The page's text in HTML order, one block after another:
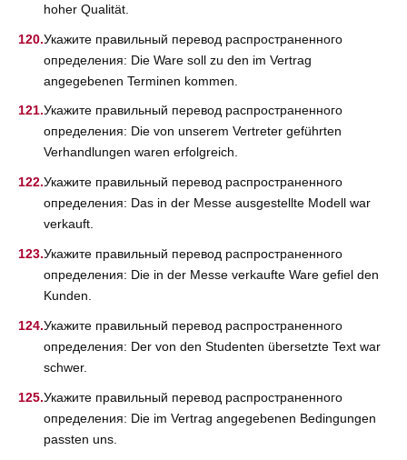
hoher Qualität.
Укажите правильный перевод распространенного
определения: Die Ware soll zu den im Vertrag
angegebenen Terminen kommen.
Укажите правильный перевод распространенного
определения: Die von unserem Vertreter geführten
Verhandlungen waren erfolgreich.
Укажите правильный перевод распространенного
определения: Das in der Messe ausgestellte Modell war
verkauft.
Укажите правильный перевод распространенного
определения: Die in der Messe verkaufte Ware gefiel den
Kunden.
Укажите правильный перевод распространенного
определения: Der von den Studenten übersetzte Text war
schwer.
Укажите правильный перевод распространенного
определения: Die im Vertrag angegebenen Bedingungen
passten uns.